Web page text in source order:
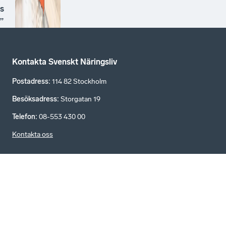
s
”
Kontakta Svenskt Näringsliv
Postadress: 114 82 Stockholm
Besöksadress: Storgatan 19
Telefon: 08-553 430 00
Kontakta oss